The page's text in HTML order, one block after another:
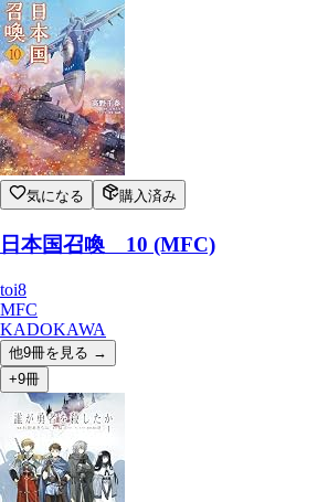
気になる 購入済み
日本国召喚 10 (MFC)
toi8
MFC
KADOKAWA
他9冊を見る →
+9冊